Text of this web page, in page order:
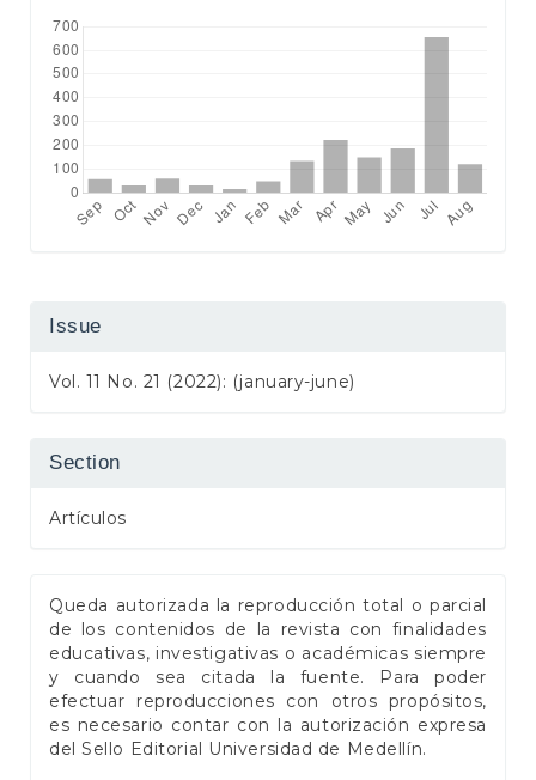
Issue
Vol. 11 No. 21 (2022): (january-june)
Section
Artículos
Queda autorizada la reproducción total o parcial
de los contenidos de la revista con finalidades
educativas, investigativas o académicas siempre
y cuando sea citada la fuente. Para poder
efectuar reproducciones con otros propósitos,
es necesario contar con la autorización expresa
del Sello Editorial Universidad de Medellín.